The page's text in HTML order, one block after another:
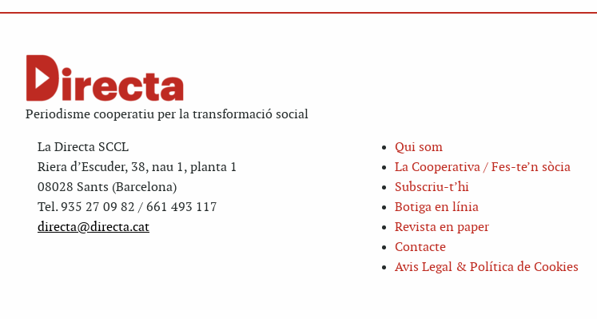
Periodisme cooperatiu per la transformació social
La Directa SCCL
Riera d’Escuder, 38, nau 1, planta 1
08028 Sants (Barcelona)
Tel. 935 27 09 82 / 661 493 117
directa@directa.cat
Qui som
La Cooperativa / Fes-te’n sòcia
Subscriu-t’hi
Botiga en línia
Revista en paper
Contacte
Avis Legal & Política de Cookies